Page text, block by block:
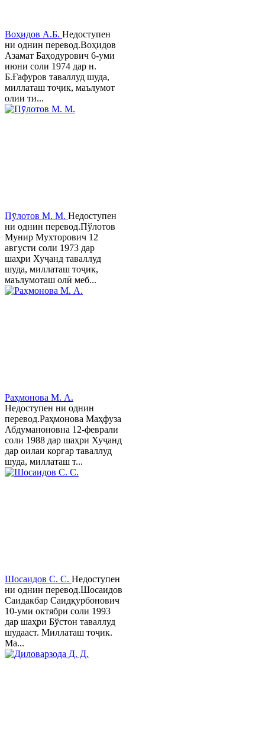
Воҳидов А.Б. Недоступен
ни однин перевод.Воҳидов
Азамат Баҳодурович 6-уми
июни соли 1974 дар н.
Б.Ғафуров таваллуд шуда,
миллаташ тоҷик, маълумот
олии ти...
Пӯлотов М. М. Недоступен
ни однин перевод.Пўлотов
Мунир Мухторович 12
августи соли 1973 дар
шаҳри Хуҷанд таваллуд
шуда, миллаташ тоҷик,
маълумоташ олӣ меб...
Раҳмонова М. А.
Недоступен ни однин
перевод.Раҳмонова Маҳфуза
Абдуманоновна 12-феврали
соли 1988 дар шаҳри Хуҷанд
дар оилаи коргар таваллуд
шуда, миллаташ т...
Шосаидов С. С. Недоступен
ни однин перевод.Шосаидов
Саидакбар Саидқурбонович
10-уми октябри соли 1993
дар шаҳри Бўстон таваллуд
шудааст. Миллаташ тоҷик.
Ма...